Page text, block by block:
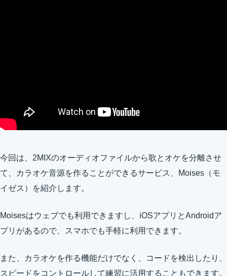
今回は、2MIXのオーディオファイルから歌とオケを分離させ
て、カラオケ音源を作ることができるサービス、Moises（モ
イゼス）を紹介します。
Moisesはウェブでも利用できますし、iOSアプリとAndroidア
プリがあるので、スマホでも手軽に利用できます。
また、カラオケを作る機能だけでなく、コードを検出したり、
スピードをコントロールして練習に活用することもできます。